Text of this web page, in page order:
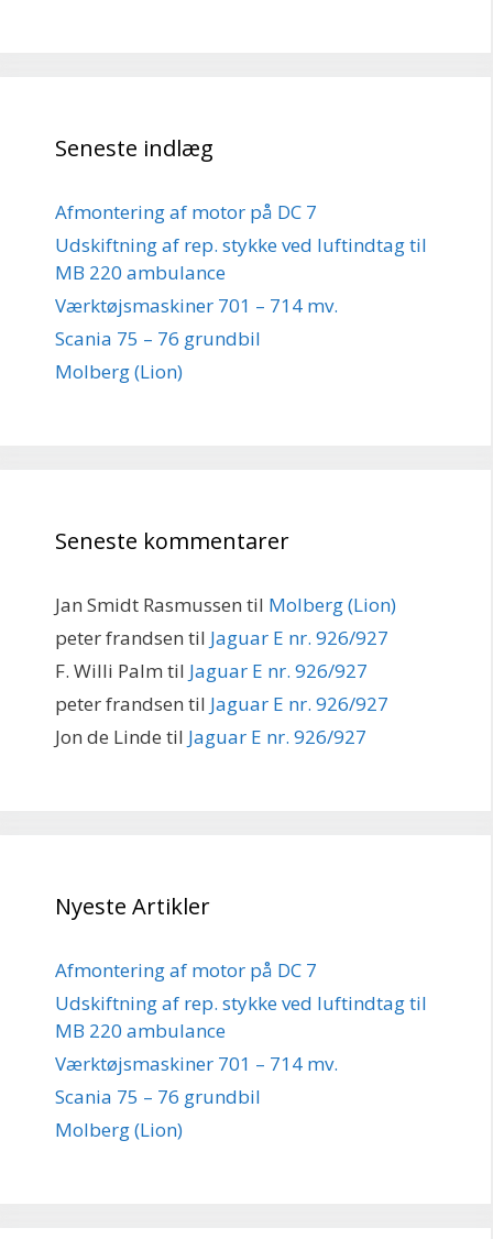
Seneste indlæg
Afmontering af motor på DC 7
Udskiftning af rep. stykke ved luftindtag til
MB 220 ambulance
Værktøjsmaskiner 701 – 714 mv.
Scania 75 – 76 grundbil
Molberg (Lion)
Seneste kommentarer
Jan Smidt Rasmussen til Molberg (Lion)
peter frandsen til Jaguar E nr. 926/927
F. Willi Palm til Jaguar E nr. 926/927
peter frandsen til Jaguar E nr. 926/927
Jon de Linde til Jaguar E nr. 926/927
Nyeste Artikler
Afmontering af motor på DC 7
Udskiftning af rep. stykke ved luftindtag til
MB 220 ambulance
Værktøjsmaskiner 701 – 714 mv.
Scania 75 – 76 grundbil
Molberg (Lion)